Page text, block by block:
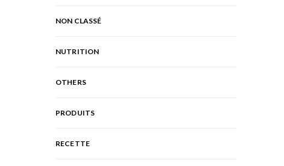
NON CLASSÉ
NUTRITION
OTHERS
PRODUITS
RECETTE